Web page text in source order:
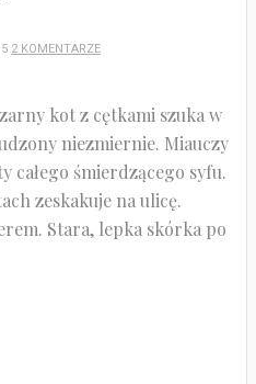
2 KOMENTARZE
kot z cętkami szuka w
niezmiernie. Miauczy
całego śmierdzącego syfu.
zeskakuje na ulicę.
Stara, lepka skórka po